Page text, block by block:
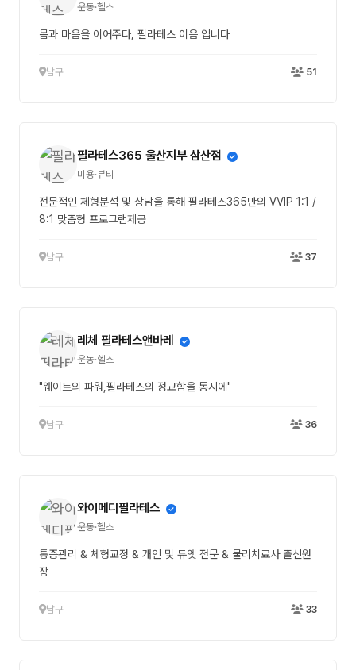
운동·헬스
몸과 마음을 이어주다, 필라테스 이음 입니다
남구 51
필라테스365 울산지부 삼산점
미용·뷰티
전문적인 체형분석 및 상담을 통해 필라테스365만의 VVIP 1:1 /
8:1 맞춤형 프로그램제공
남구 37
레체 필라테스앤바레
운동·헬스
"웨이트의 파워,필라테스의 정교함을 동시에"
남구 36
와이메디필라테스
운동·헬스
통증관리 & 체형교정 & 개인 및 듀엣 전문 & 물리치료사 출신원
장
남구 33